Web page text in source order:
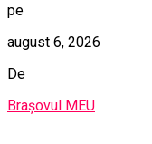
pe
august 6, 2026
De
Brașovul MEU